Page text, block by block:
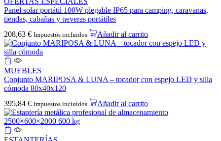
Panel solar portátil 100W plegable IP65 para camping, caravanas,
tiendas, cabañas y neveras portátiles
208,63 € Impuestos incluidos Añadir al carrito
MUEBLES
Conjunto MARIPOSA & LUNA – tocador con espejo LED y silla
cómoda 80x40x120
395,84 € Impuestos incluidos Añadir al carrito